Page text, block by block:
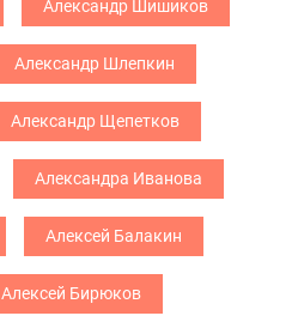
Александр Шишиков
Александр Шлепкин
Александр Щепетков
Александра Иванова
Алексей Балакин
Алексей Бирюков